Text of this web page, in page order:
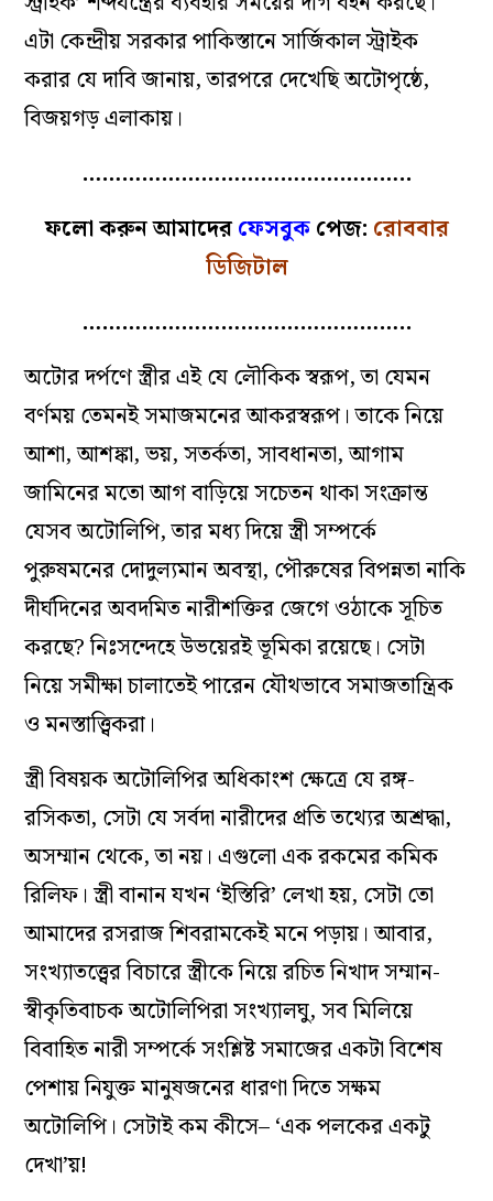
এটা কেন্দ্রীয় সরকার পাকিস্তানে সার্জিকাল স্ট্রাইক
করার যে দাবি জানায়, তারপরে দেখেছি অটোপৃষ্ঠে,
বিজয়গড় এলাকায়।
…………………………………………..
ফলো করুন আমাদেরফেসবুকপেজ: রোববার
ডিজিটাল
…………………………………………..
অটোর দর্পণে স্ত্রীর এই যে লৌকিক স্বরূপ, তা যেমন
বর্ণময় তেমনই সমাজমনের আকরস্বরূপ। তাকে নিয়ে
আশা, আশঙ্কা, ভয়, সতর্কতা, সাবধানতা, আগাম
জামিনের মতো আগ বাড়িয়ে সচেতন থাকা সংক্রান্ত
যেসব অটোলিপি, তার মধ্য দিয়ে স্ত্রী সম্পর্কে
পুরুষমনের দোদুল্যমান অবস্থা, পৌরুষের বিপন্নতা নাকি
দীর্ঘদিনের অবদমিত নারীশক্তির জেগে ওঠাকে সূচিত
করছে? নিঃসন্দেহে উভয়েরই ভূমিকা রয়েছে। সেটা
নিয়ে সমীক্ষা চালাতেই পারেন যৌথভাবে সমাজতান্ত্রিক
ও মনস্তাত্ত্বিকরা।
স্ত্রী বিষয়ক অটোলিপির অধিকাংশ ক্ষেত্রে যে রঙ্গ-
রসিকতা, সেটা যে সর্বদা নারীদের প্রতি তথ্যের অশ্রদ্ধা,
অসম্মান থেকে, তা নয়। এগুলো এক রকমের কমিক
রিলিফ। স্ত্রী বানান যখন ‘ইস্তিরি’ লেখা হয়, সেটা তো
আমাদের রসরাজ শিবরামকেই মনে পড়ায়। আবার,
সংখ্যাতত্ত্বের বিচারে স্ত্রীকে নিয়ে রচিত নিখাদ সম্মান-
স্বীকৃতিবাচক অটোলিপিরা সংখ্যালঘু, সব মিলিয়ে
বিবাহিত নারী সম্পর্কে সংশ্লিষ্ট সমাজের একটা বিশেষ
পেশায় নিযুক্ত মানুষজনের ধারণা দিতে সক্ষম
অটোলিপি। সেটাই কম কীসে– ‘এক পলকের একটু
দেখা’য়!